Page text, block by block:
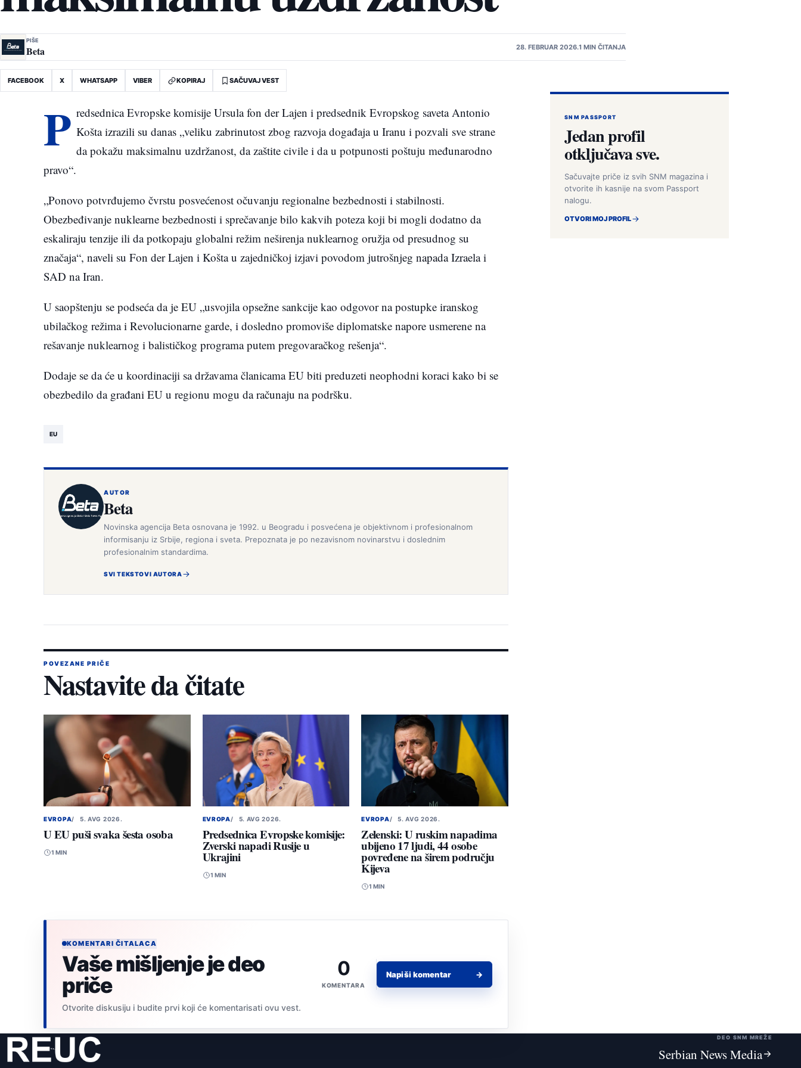
PIŠE
Beta 28. FEBRUAR 2026.1 MIN ČITANJA
FACEBOOK X WHATSAPP VIBER KOPIRAJ SAČUVAJ VEST
P redsednica Evropske komisije Ursula fon der Lajen i predsednik Evropskog saveta Antonio
Košta izrazili su danas „veliku zabrinutost zbog razvoja događaja u Iranu i pozvali sve strane
da pokažu maksimalnu uzdržanost, da zaštite civile i da u potpunosti poštuju međunarodno
pravo“.
„Ponovo potvrđujemo čvrstu posvećenost očuvanju regionalne bezbednosti i stabilnosti.
Obezbeđivanje nuklearne bezbednosti i sprečavanje bilo kakvih poteza koji bi mogli dodatno da
eskaliraju tenzije ili da potkopaju globalni režim neširenja nuklearnog oružja od presudnog su
značaja“, naveli su Fon der Lajen i Košta u zajedničkoj izjavi povodom jutrošnjeg napada Izraela i
SAD na Iran.
U saopštenju se podseća da je EU „usvojila opsežne sankcije kao odgovor na postupke iranskog
ubilačkog režima i Revolucionarne garde, i dosledno promoviše diplomatske napore usmerene na
rešavanje nuklearnog i balističkog programa putem pregovaračkog rešenja“.
Dodaje se da će u koordinaciji sa državama članicama EU biti preduzeti neophodni koraci kako bi se
obezbedilo da građani EU u regionu mogu da računaju na podršku.
EU
AUTOR
Beta
Novinska agencija Beta osnovana je 1992. u Beogradu i posvećena je objektivnom i profesionalnom
informisanju iz Srbije, regiona i sveta. Prepoznata je po nezavisnom novinarstvu i doslednim
profesionalnim standardima.
SVI TEKSTOVI AUTORA
POVEZANE PRIČE
Nastavite da čitate
EVROPA 5. AVG 2026.
U EU puši svaka šesta osoba
1 MIN
EVROPA 5. AVG 2026.
Predsednica Evropske komisije:
Zverski napadi Rusije u
Ukrajini
1 MIN
EVROPA 5. AVG 2026.
Zelenski: U ruskim napadima
ubijeno 17 ljudi, 44 osobe
povređene na širem području
Kijeva
1 MIN
KOMENTARI ČITALACA
Vaše mišljenje je deo
priče
Otvorite diskusiju i budite prvi koji će komentarisati ovu vest.
0
KOMENTARA
Napiši komentar →
SNM PASSPORT
Jedan profil
otključava sve.
Sačuvajte priče iz svih SNM magazina i
otvorite ih kasnije na svom Passport
nalogu.
OTVORI MOJ PROFIL
DEO SNM MREŽE
Serbian News Media